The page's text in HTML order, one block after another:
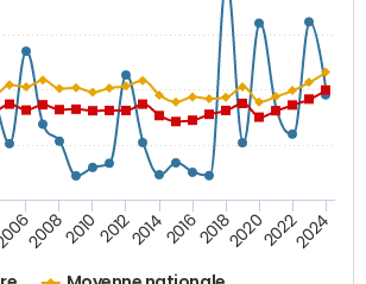
200820102012201420162018202020222024